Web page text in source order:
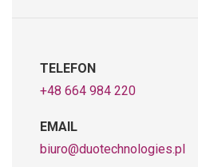
TELEFON
+48 664 984 220
EMAIL
biuro@duotechnologies.pl